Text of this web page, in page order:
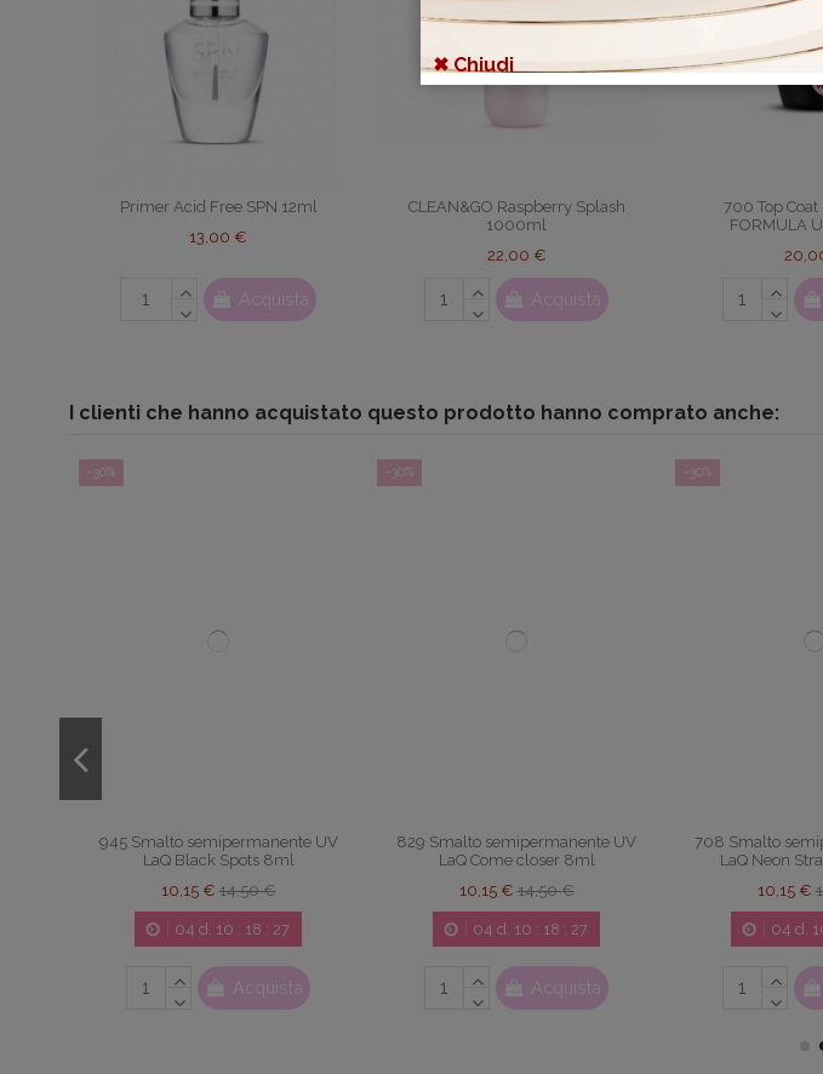
Primer Acid Free SPN 12ml
13,00 €
Acquista
CLEAN&GO Raspberry Splash
1000ml
22,00 €
Acquista
700 Top
FORMULA
I clienti che hanno acquistato questo prodotto hanno comprato anche:
-30%
945 Smalto semipermanente UV
LaQ Black Spots 8ml
10,15 €14,50 €
04d. 10: 18: 26
Acquista
-30%
829 Smalto semipermanente UV
LaQ Come closer 8ml
10,15 €14,50 €
04d. 10: 18: 26
Acquista
-30%
708 Smalto
LaQ Neon
10,15 €
04d.
✖ Chiudi